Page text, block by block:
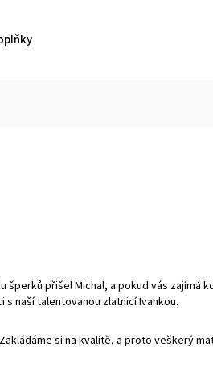
šperků přišel Michal, a pokud vás
naší talentovanou zlatnicí Ivankou.
si na kvalitě, a proto veškerý